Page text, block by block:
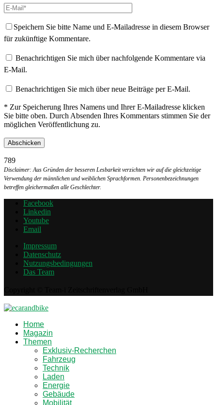
Speichern Sie bitte Name und E-Mailadresse in diesem Browser
für zukünftige Kommentare.
Benachrichtigen Sie mich über nachfolgende Kommentare via
E-Mail.
Benachrichtigen Sie mich über neue Beiträge per E-Mail.
* Zur Speicherung Ihres Namens und Ihrer E-Mailadresse klicken
Sie bitte oben. Durch Absenden Ihres Kommentars stimmen Sie der
möglichen Veröffentlichung zu.
789
Disclaimer: Aus Gründen der besseren Lesbarkeit verzichten wir auf die gleichzeitige
Verwendung der männlichen und weiblichen Sprachformen. Personenbezeichnungen
betreffen gleichermaßen alle Geschlechter.
Facebook
Linkedin
Youtube
Email
Impressum
Datenschutz
Nutzungsbedingungen
Das Team
Home
Magazin
Themen
Exklusiv-Recherchen
Fahrzeug
Technik
Laden
Energie
Gebäude
Mobilität